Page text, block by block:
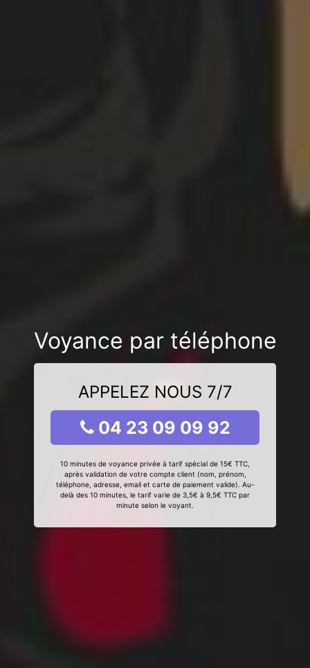
Voyance par téléphone
APPELEZ NOUS 7/7
04 23 09 09 92
10 minutes de voyance privée à tarif spécial de 15€ TTC,
après validation de votre compte client (nom, prénom,
téléphone, adresse, email et carte de paiement valide). Au-
delà des 10 minutes, le tarif varie de 3,5€ à 9,5€ TTC par
minute selon le voyant.